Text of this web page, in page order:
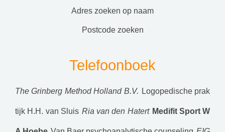
adres zoeken op naam
postcode zoeken
Telefoonboek
The Grinberg Method Holland B.V. Logopedische prak
tijk H.H. van Sluis Ria van den Hatert Medifit Sport W